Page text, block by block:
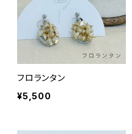
フロランタン
¥5,500